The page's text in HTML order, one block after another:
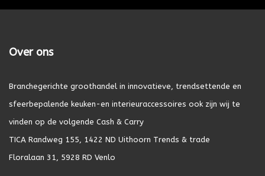
Over ons
Branchegerichte groothandel in innovatieve, trendsettende en
sfeerbepalende keuken-en interieuraccessoires ook zijn wij te
vinden op de volgende Cash & Carry
TICA Randweg 155, 1422 ND Uithoorn Trends & trade
Floralaan 31, 5928 RD Venlo